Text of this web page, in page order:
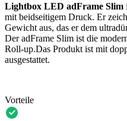
Lightbox LED adFrame Slim
mit beidseitigem Druck. Er
Gewicht aus, das er dem
Der adFrame Slim ist die
Roll-up.Das Produkt ist mit
ausgestattet.
Vorteile